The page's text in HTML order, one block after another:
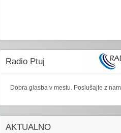
Radio Ptuj
Dobra glasba v mestu. Poslušajte z
AKTUALNO